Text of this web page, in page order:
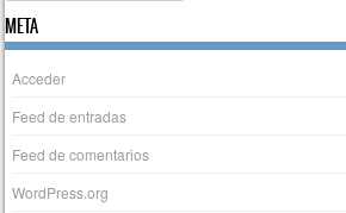
META
Acceder
Feed de entradas
Feed de comentarios
WordPress.org